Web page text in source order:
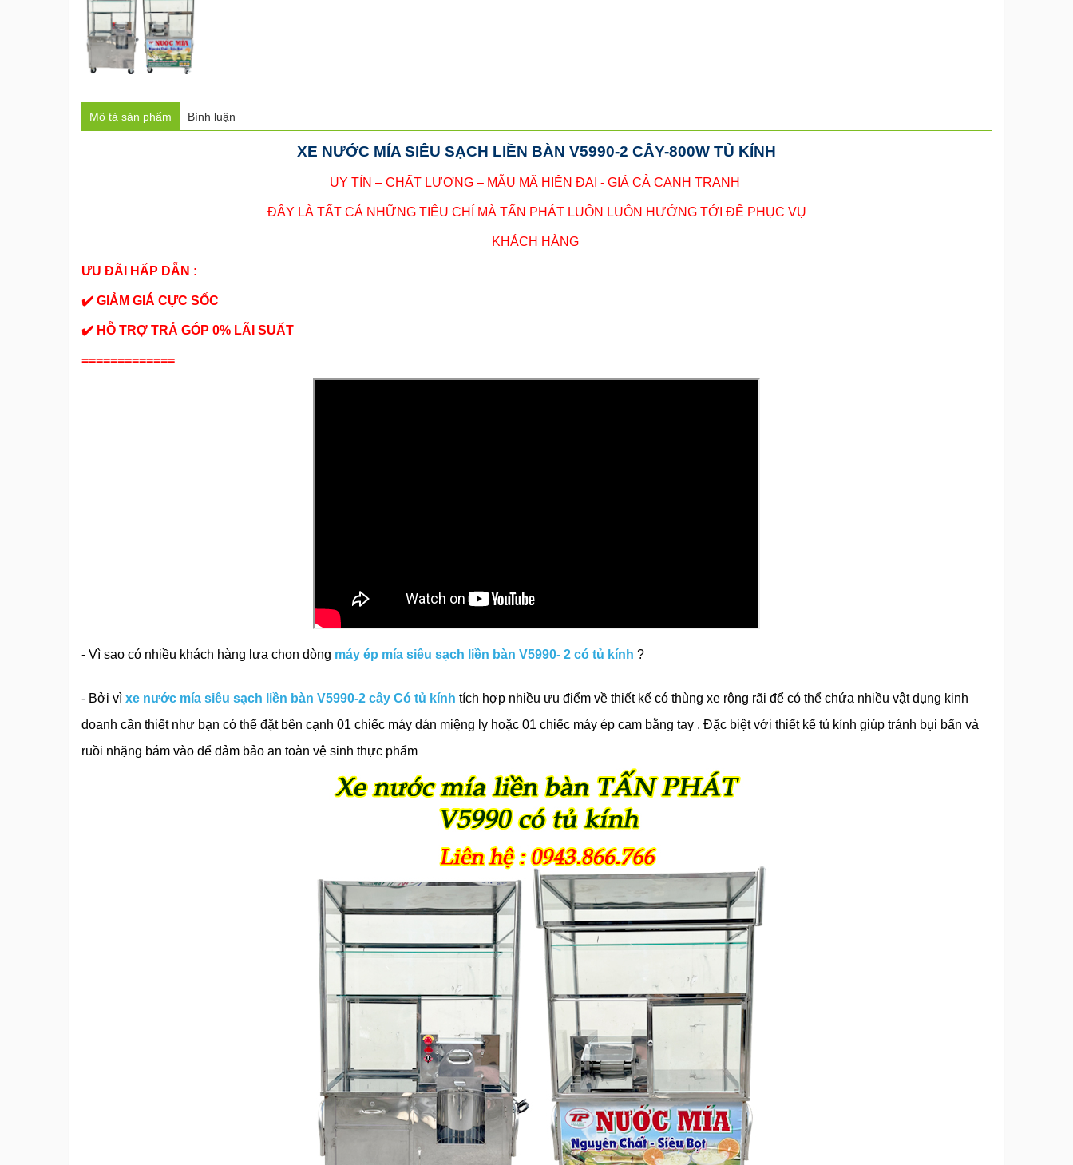
Mô tả sản phẩm Bình luận
XE NƯỚC MÍA SIÊU SẠCH LIỀN BÀN V5990-2 CÂY-800W TỦ KÍNH
UY TÍN – CHẤT LƯỢNG – MẪU MÃ HIỆN ĐẠI - GIÁ CẢ CẠNH TRANH
ĐÂY LÀ TẤT CẢ NHỮNG TIÊU CHÍ MÀ TẤN PHÁT LUÔN LUÔN HƯỚNG TỚI ĐỂ PHỤC VỤ
KHÁCH HÀNG
ƯU ĐÃI HẤP DẪN :
✔️ GIẢM GIÁ CỰC SỐC
✔️ HỖ TRỢ TRẢ GÓP 0% LÃI SUẤT
=============
- Vì sao có nhiều khách hàng lựa chọn dòng máy ép mía siêu sạch liền bàn V5990- 2 có tủ kính ?
- Bởi vì xe nước mía siêu sạch liền bàn V5990-2 cây Có tủ kính tích hợp nhiều ưu điểm về thiết kế có thùng xe rộng rãi để có thể chứa nhiều vật dụng kinh
doanh cần thiết như bạn có thể đặt bên cạnh 01 chiếc máy dán miệng ly hoặc 01 chiếc máy ép cam bằng tay . Đặc biệt với thiết kế tủ kính giúp tránh bụi bẩn và
ruồi nhặng bám vào để đảm bảo an toàn vệ sinh thực phẩm